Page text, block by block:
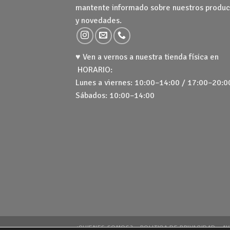
mantente informado sobre nuestros
y novedades.
♥ Ven a vernos a nuestra tienda física en
HORARIO:
Lunes a viernes: 10:00–14:00 /
Sábados: 10:00–14:00
¿QUIENES SOMOS? POLITICA DE PRIVACIDAD